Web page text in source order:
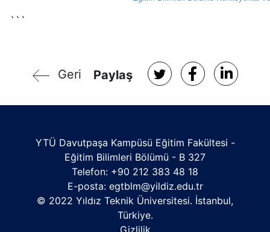
```
Geri Paylaş
YTÜ Davutpaşa Kampüsü Eğitim Fakültesi -
Eğitim Bilimleri Bölümü - B 327
Telefon: +90 212 383 48 18
E-posta: egtblm@yildiz.edu.tr
© 2022 Yıldız Teknik Üniversitesi. İstanbul,
Türkiye.
Gizlilik